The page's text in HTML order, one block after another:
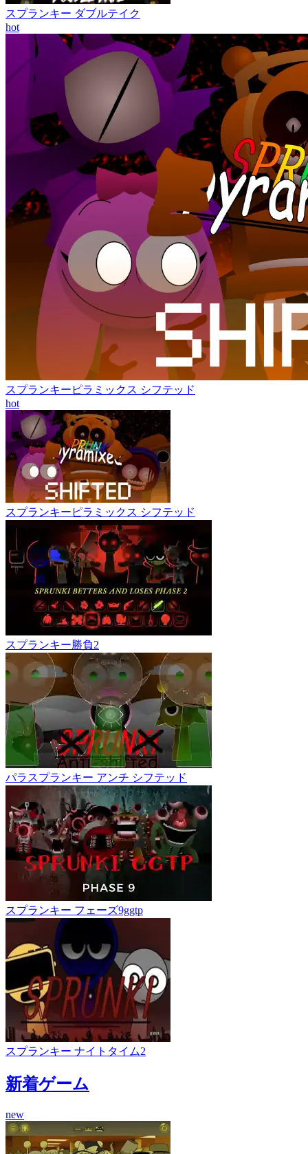
スプランキー ダブルテイク
hot
スプランキーピラミックス シフテッド
hot
スプランキーピラミックス シフテッド
スプランキー勝負2
パラスプランキー アンチ シフテッド
スプランキー フェーズ9ggtp
スプランキー ナイトタイム2
新着ゲーム
new